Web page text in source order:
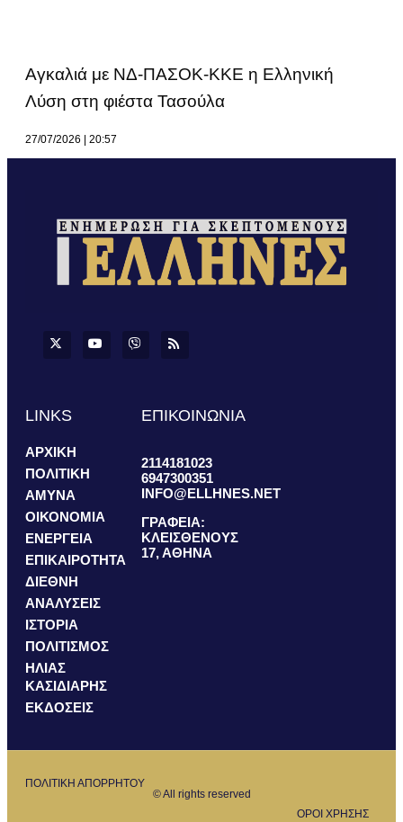
Αγκαλιά με ΝΔ-ΠΑΣΟΚ-ΚΚΕ η Ελληνική
Λύση στη φιέστα Τασούλα
27/07/2026 20:57
LINKS
ΑΡΧΙΚΗ
ΠΟΛΙΤΙΚΗ
ΑΜΥΝΑ
ΟΙΚΟΝΟΜΙΑ
ΕΝΕΡΓΕΙΑ
ΕΠΙΚΑΙΡΟΤΗΤΑ
ΔΙΕΘΝΗ
ΑΝΑΛΥΣΕΙΣ
ΙΣΤΟΡΙΑ
ΠΟΛΙΤΙΣΜΟΣ
ΗΛΙΑΣ
ΚΑΣΙΔΙΑΡΗΣ
ΕΚΔΟΣΕΙΣ
ΕΠΙΚΟΙΝΩΝΙΑ
2114181023
6947300351
INFO@ELLHNES.NET
ΓΡΑΦΕΙΑ:
ΚΛΕΙΣΘΕΝΟΥΣ
17, ΑΘΗΝΑ
ΠΟΛΙΤΙΚΗ ΑΠΟΡΡΗΤΟΥ
© All rights reserved
ΟΡΟΙ ΧΡΗΣΗΣ